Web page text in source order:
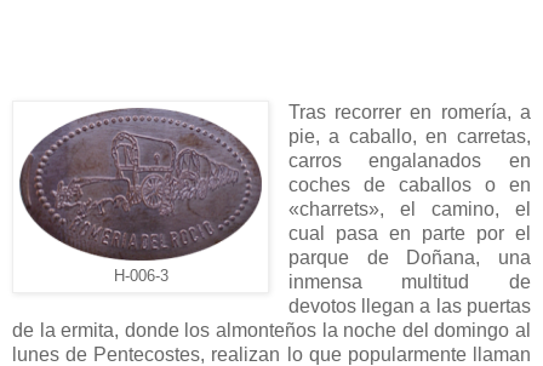
H-006-3
Tras recorrer en romería, a
pie, a caballo, en carretas,
carros engalanados en
coches de caballos o en
«charrets», el camino, el
cual pasa en parte por el
parque de Doñana, una
inmensa multitud de
devotos llegan a las puertas
de la ermita, donde los almonteños la noche del domingo al
lunes de Pentecostes, realizan lo que popularmente llaman